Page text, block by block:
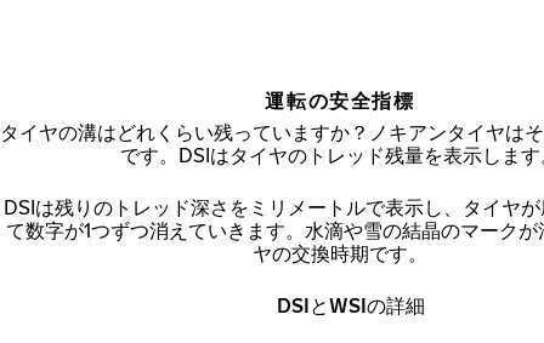
運転の安全指標
タイヤの溝はどれくらい残っていますか？ノキアンタイヤは
です。DSIはタイヤのトレッド残量を表示しま
DSIは残りのトレッド深さをミリメートルで表示し、タイヤ
て数字が1つずつ消えていきます。水滴や雪の結晶のマーク
ヤの交換時期です。
DSIとWSIの詳細